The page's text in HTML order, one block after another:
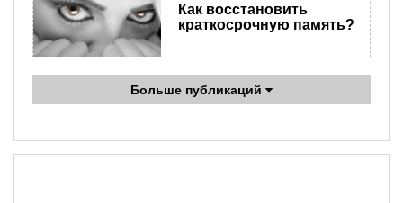
Как восстановить
краткосрочную память?
Больше публикаций